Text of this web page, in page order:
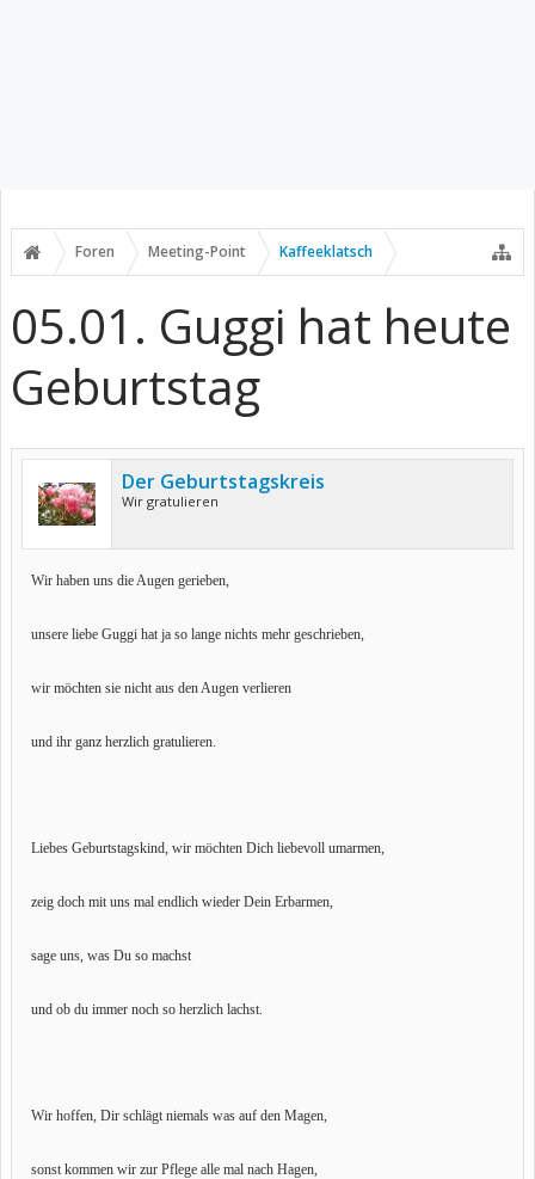
Foren Meeting-Point Kaffeeklatsch
05.01. Guggi hat heute
Geburtstag
Der Geburtstagskreis
Wir gratulieren
Wir haben uns die Augen gerieben,
unsere liebe Guggi hat ja so lange nichts mehr geschrieben,
wir möchten sie nicht aus den Augen verlieren
und ihr ganz herzlich gratulieren.
Liebes Geburtstagskind, wir möchten Dich liebevoll umarmen,
zeig doch mit uns mal endlich wieder Dein Erbarmen,
sage uns, was Du so machst
und ob du immer noch so herzlich lachst.
Wir hoffen, Dir schlägt niemals was auf den Magen,
sonst kommen wir zur Pflege alle mal nach Hagen,